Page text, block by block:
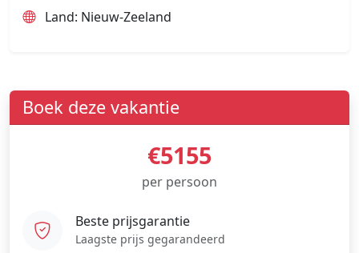
Land: Nieuw-Zeeland
Boek deze vakantie
€5155
per persoon
Beste prijsgarantie
Laagste prijs gegarandeerd